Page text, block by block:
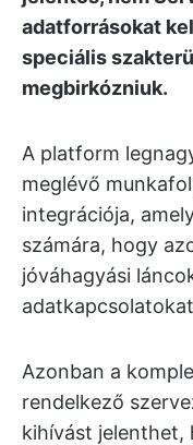
adatforrásokat
speciális
megbirkózniuk.
A platform
meglévő
integrációja,
számára, hogy
jóváhagyási
Azonban a
rendelkező
kihívást jelenthet,